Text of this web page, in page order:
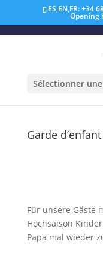
ES,EN,FR: +34
Opening
Sélectionner
Garde d’enfant
Für unsere Gäste
Hochsaison
Papa mal wieder